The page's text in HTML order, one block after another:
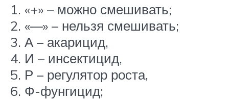
«+» – можно смешивать;
«—» – нельзя смешивать;
А – акарицид,
И – инсектицид,
Р – регулятор роста,
Ф-фунгицид;